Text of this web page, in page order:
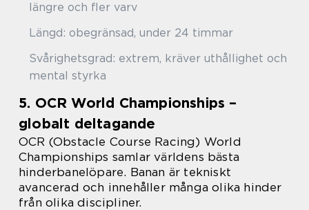
längre och fler varv
Längd: obegränsad, under 24 timmar
Svårighetsgrad: extrem, kräver uthållighet och
mental styrka
5. OCR World Championships –
globalt deltagande
OCR (Obstacle Course Racing) World
Championships samlar världens bästa
hinderbanelöpare. Banan är tekniskt
avancerad och innehåller många olika hinder
från olika discipliner.